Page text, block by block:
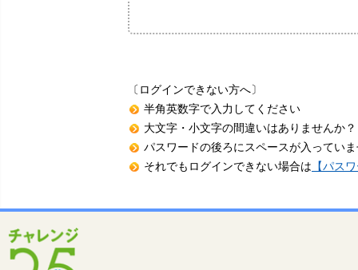
〔ログインできない方へ〕
半角英数字で入力してください
大文字・小文字の間違いはありませんか？
パスワードの後ろにスペースが入ってい
それでもログインできない場合は 【パス